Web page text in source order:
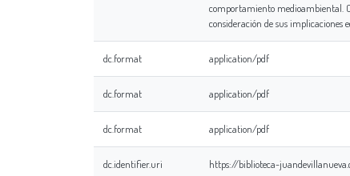
comportamiento medioambiental.
consideración de sus implicaciones
dc.format application/pdf
dc.format application/pdf
dc.format application/pdf
dc.identifier.uri https://biblioteca-